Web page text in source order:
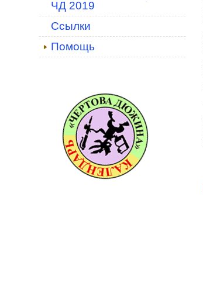
ЧД 2019
Ссылки
Помощь